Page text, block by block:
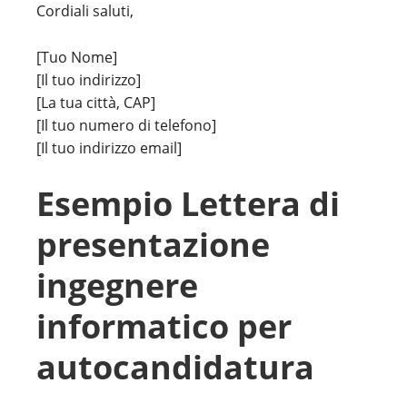
Cordiali saluti,
[Tuo Nome]
[Il tuo indirizzo]
[La tua città, CAP]
[Il tuo numero di telefono]
[Il tuo indirizzo email]
Esempio Lettera di
presentazione
ingegnere
informatico per
autocandidatura